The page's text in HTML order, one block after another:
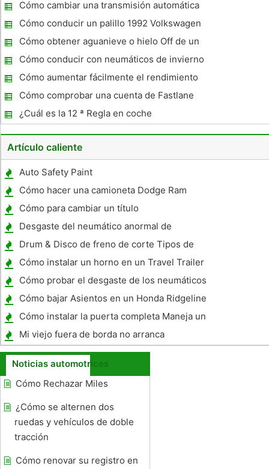
Cómo cambiar una transmisión automática
Cómo conducir un palillo 1992 Volkswagen
Jetta
Cómo obtener aguanieve o hielo Off de un
coche
Cómo conducir con neumáticos de invierno
Cómo aumentar fácilmente el rendimiento
de gasolina
Cómo comprobar una cuenta de Fastlane
saldo en línea ?
¿Cuál es la 12 ª Regla en coche
Artículo caliente
Auto Safety Paint
Cómo hacer una camioneta Dodge Ram
Louder
Cómo para cambiar un título
Desgaste del neumático anormal de
Volkswagen Cars
Drum & Disco de freno de corte Tipos de
máquina
Cómo instalar un horno en un Travel Trailer
Cómo probar el desgaste de los neumáticos
El uso de un cuarto
Cómo bajar Asientos en un Honda Ridgeline
Cómo instalar la puerta completa Maneja un
Jeep
Mi viejo fuera de borda no arranca
Noticias automotrices
Cómo Rechazar Miles
¿Cómo se alternen dos
ruedas y vehículos de doble
tracción
Cómo renovar su registro en